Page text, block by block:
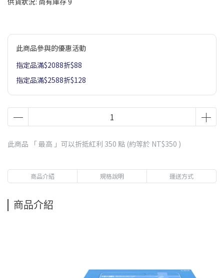
此商品參與的優惠活動
指定品滿$2088折$88
指定品滿$2588折$128
此商品 「 最高 」可以折抵紅利 350 點 (約等於 NT$350 )
商品介紹 規格說明 運送方式
商品介紹